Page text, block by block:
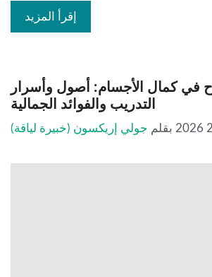
إقرأ المزيد
في كمال الأجسام: أصول وأسرار
التدريب والفوائد الجمالية
بقلم جولي إريكسون (خبيرة لياقة)